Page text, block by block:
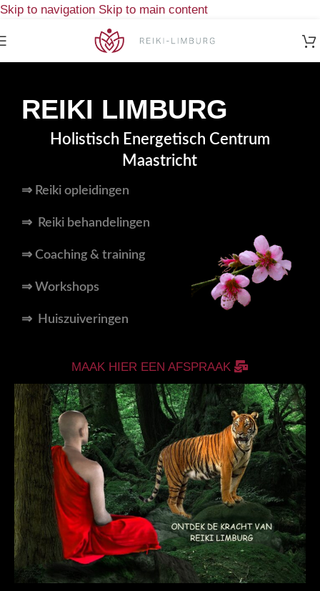
Skip to navigation Skip to main content
REIKI LIMBURG
Holistisch Energetisch Centrum
Maastricht
⇒ Reiki opleidingen
⇒ Reiki behandelingen
⇒ Coaching & training
⇒ Workshops
⇒ Huiszuiveringen
MAAK HIER EEN AFSPRAAK